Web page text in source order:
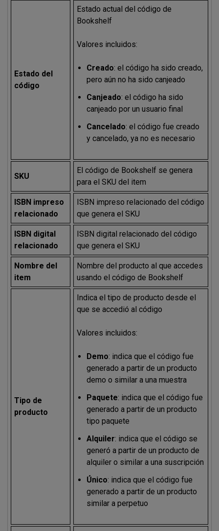
Estado del
código
Estado actual del código de
Bookshelf
Valores incluidos:
Creado: el código ha sido creado,
pero aún no ha sido canjeado
Canjeado: el código ha sido
canjeado por un usuario final
Cancelado: el código fue creado
y cancelado, ya no es necesario
SKU
El código de Bookshelf se genera
para el SKU del item
ISBN impreso
relacionado
ISBN impreso relacionado del código
que genera el SKU
ISBN digital
relacionado
ISBN digital relacionado del código
que genera el SKU
Nombre del
item
Nombre del producto al que accedes
usando el código de Bookshelf
Tipo de
producto
Indica el tipo de producto desde el
que se accedió al código
Valores incluidos:
Demo: indica que el código fue
generado a partir de un producto
demo o similar a una muestra
Paquete: indica que el código fue
generado a partir de un producto
tipo paquete
Alquiler: indica que el código se
generó a partir de un producto de
alquiler o similar a una suscripción
Único: indica que el código fue
generado a partir de un producto
similar a perpetuo